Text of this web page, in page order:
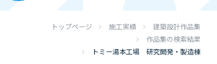
トップページ 施工実績
建築設計作品集
作品集の検索結果
トミー湯本工場 研究開発・製造棟